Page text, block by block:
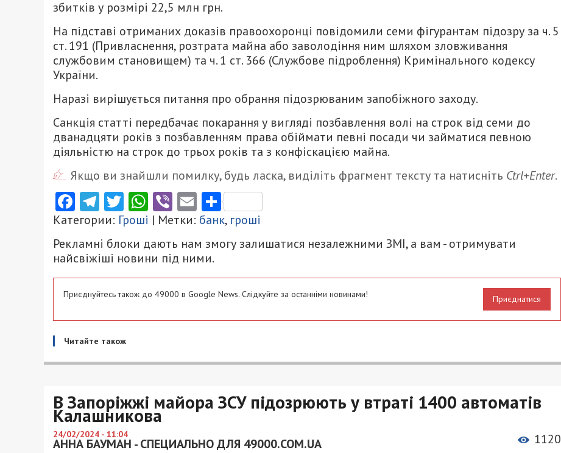
збитків у розмірі 22,5 млн грн.
На підставі отриманих доказів правоохоронці повідомили семи фігурантам підозру за ч. 5
ст. 191 (Привласнення, розтрата майна або заволодіння ним шляхом зловживання
службовим становищем) та ч. 1 ст. 366 (Службове підроблення) Кримінального кодексу
України.
Наразі вирішується питання про обрання підозрюваним запобіжного заходу.
Санкція статті передбачає покарання у вигляді позбавлення волі на строк від семи до
дванадцяти років з позбавленням права обіймати певні посади чи займатися певною
діяльністю на строк до трьох років та з конфіскацією майна.
Якщо ви знайшли помилку, будь ласка, виділіть фрагмент тексту та натисніть Ctrl+Enter.
Facebook
Telegram
Twitter
WhatsApp
ViberEmailПоділитися
Категории: Гроші | Метки: банк, гроші
Рекламні блоки дають нам змогу залишатися незалежними ЗМІ, а вам - отримувати
найсвіжіші новини під ними.
Приєднуйтесь також до 49000 в Google News. Слідкуйте за останніми новинами! Приєднатися
Читайте також
В Запоріжжі майора ЗСУ підозрюють у втраті 1400 автоматів
Калашникова
24/02/2024 - 11:04
АННА БАУМАН - СПЕЦИАЛЬНО ДЛЯ 49000.COM.UA 1120